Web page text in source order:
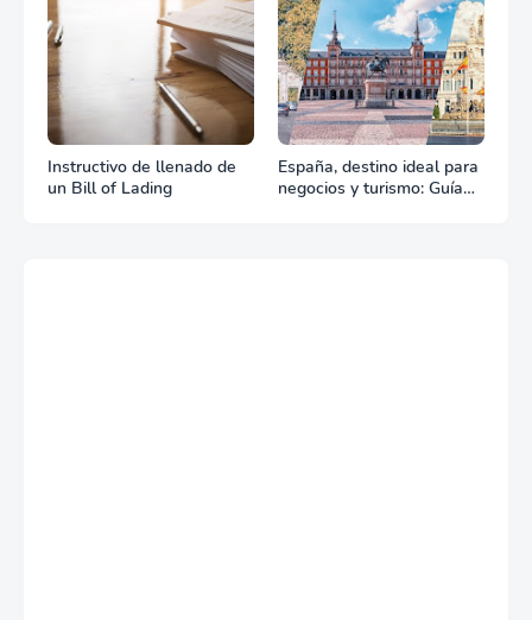
Instructivo de llenado de
un Bill of Lading
España, destino ideal para
negocios y turismo: Guía